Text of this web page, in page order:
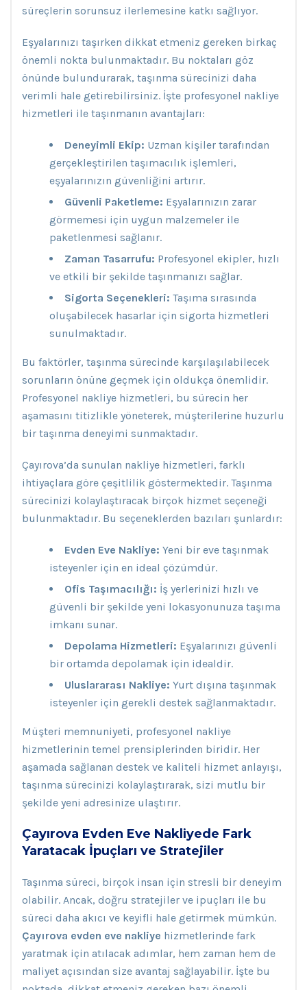
süreçlerin sorunsuz ilerlemesine katkı sağlıyor.
Eşyalarınızı taşırken dikkat etmeniz gereken birkaç
önemli nokta bulunmaktadır. Bu noktaları göz
önünde bulundurarak, taşınma sürecinizi daha
verimli hale getirebilirsiniz. İşte profesyonel nakliye
hizmetleri ile taşınmanın avantajları:
Deneyimli Ekip: Uzman kişiler tarafından
gerçekleştirilen taşımacılık işlemleri,
eşyalarınızın güvenliğini artırır.
Güvenli Paketleme: Eşyalarınızın zarar
görmemesi için uygun malzemeler ile
paketlenmesi sağlanır.
Zaman Tasarrufu: Profesyonel ekipler, hızlı
ve etkili bir şekilde taşınmanızı sağlar.
Sigorta Seçenekleri: Taşıma sırasında
oluşabilecek hasarlar için sigorta hizmetleri
sunulmaktadır.
Bu faktörler, taşınma sürecinde karşılaşılabilecek
sorunların önüne geçmek için oldukça önemlidir.
Profesyonel nakliye hizmetleri, bu sürecin her
aşamasını titizlikle yöneterek, müşterilerine huzurlu
bir taşınma deneyimi sunmaktadır.
Çayırova’da sunulan nakliye hizmetleri, farklı
ihtiyaçlara göre çeşitlilik göstermektedir. Taşınma
sürecinizi kolaylaştıracak birçok hizmet seçeneği
bulunmaktadır. Bu seçeneklerden bazıları şunlardır:
Evden Eve Nakliye: Yeni bir eve taşınmak
isteyenler için en ideal çözümdür.
Ofis Taşımacılığı: İş yerlerinizi hızlı ve
güvenli bir şekilde yeni lokasyonunuza taşıma
imkanı sunar.
Depolama Hizmetleri: Eşyalarınızı güvenli
bir ortamda depolamak için idealdir.
Uluslararası Nakliye: Yurt dışına taşınmak
isteyenler için gerekli destek sağlanmaktadır.
Müşteri memnuniyeti, profesyonel nakliye
hizmetlerinin temel prensiplerinden biridir. Her
aşamada sağlanan destek ve kaliteli hizmet anlayışı,
taşınma sürecinizi kolaylaştırarak, sizi mutlu bir
şekilde yeni adresinize ulaştırır.
Çayırova Evden Eve Nakliyede Fark
Yaratacak İpuçları ve Stratejiler
Taşınma süreci, birçok insan için stresli bir deneyim
olabilir. Ancak, doğru stratejiler ve ipuçları ile bu
süreci daha akıcı ve keyifli hale getirmek mümkün.
Çayırova evden eve nakliye hizmetlerinde fark
yaratmak için atılacak adımlar, hem zaman hem de
maliyet açısından size avantaj sağlayabilir. İşte bu